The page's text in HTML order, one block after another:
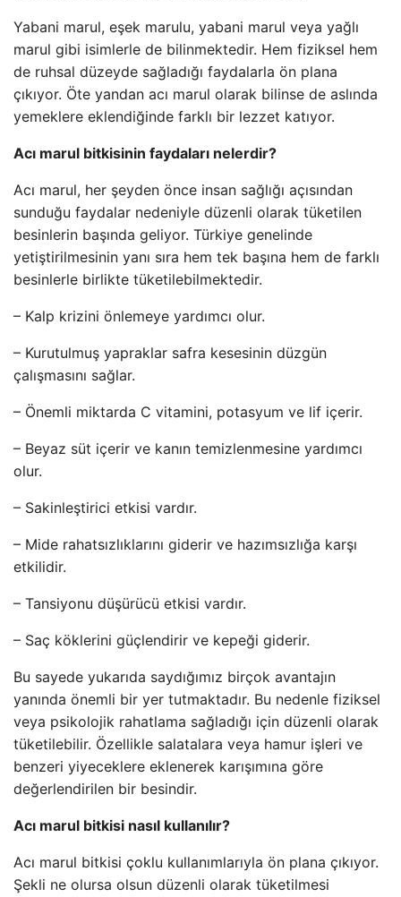
Yabani marul, eşek marulu, yabani marul veya yağlı
marul gibi isimlerle de bilinmektedir. Hem fiziksel hem
de ruhsal düzeyde sağladığı faydalarla ön plana
çıkıyor. Öte yandan acı marul olarak bilinse de aslında
yemeklere eklendiğinde farklı bir lezzet katıyor.
Acı marul bitkisinin faydaları nelerdir?
Acı marul, her şeyden önce insan sağlığı açısından
sunduğu faydalar nedeniyle düzenli olarak tüketilen
besinlerin başında geliyor. Türkiye genelinde
yetiştirilmesinin yanı sıra hem tek başına hem de farklı
besinlerle birlikte tüketilebilmektedir.
– Kalp krizini önlemeye yardımcı olur.
– Kurutulmuş yapraklar safra kesesinin düzgün
çalışmasını sağlar.
– Önemli miktarda C vitamini, potasyum ve lif içerir.
– Beyaz süt içerir ve kanın temizlenmesine yardımcı
olur.
– Sakinleştirici etkisi vardır.
– Mide rahatsızlıklarını giderir ve hazımsızlığa karşı
etkilidir.
– Tansiyonu düşürücü etkisi vardır.
– Saç köklerini güçlendirir ve kepeği giderir.
Bu sayede yukarıda saydığımız birçok avantajın
yanında önemli bir yer tutmaktadır. Bu nedenle fiziksel
veya psikolojik rahatlama sağladığı için düzenli olarak
tüketilebilir. Özellikle salatalara veya hamur işleri ve
benzeri yiyeceklere eklenerek karışımına göre
değerlendirilen bir besindir.
Acı marul bitkisi nasıl kullanılır?
Acı marul bitkisi çoklu kullanımlarıyla ön plana çıkıyor.
Şekli ne olursa olsun düzenli olarak tüketilmesi